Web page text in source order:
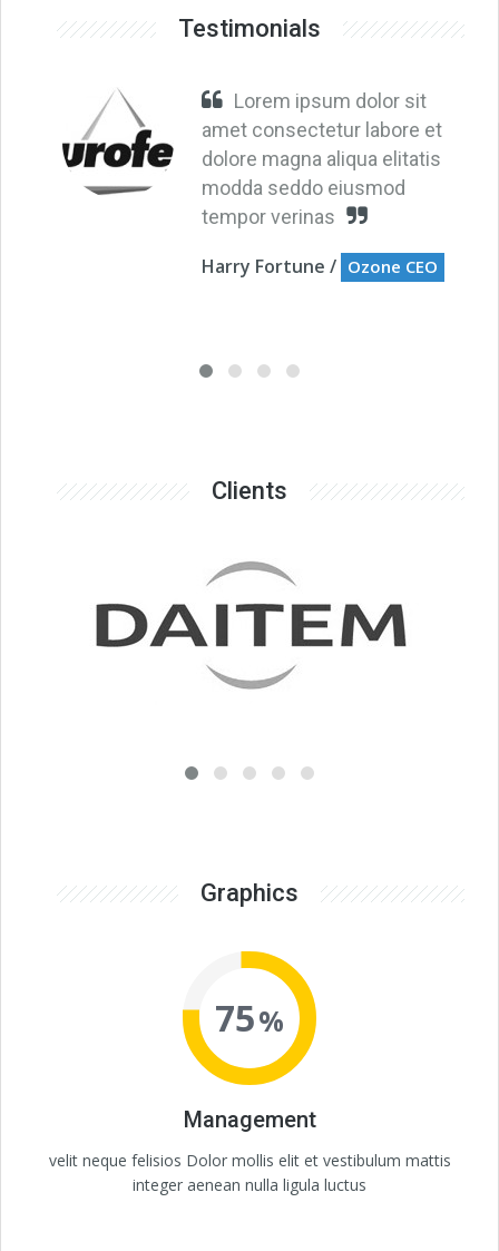
Testimonials
Lorem ipsum dolor sit
amet consectetur labore et
dolore magna aliqua elitatis
modda seddo eiusmod
tempor verinas
Harry Fortune / Ozone CEO
Clients
Graphics
75
Management
velit neque felisios Dolor mollis elit et vestibulum mattis
integer aenean nulla ligula luctus